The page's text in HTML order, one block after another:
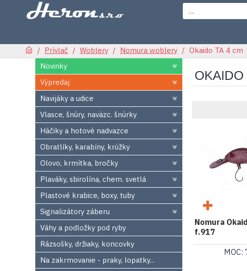
Prívlač Woblery Nomura woblery
Okaido TA 4 cm
Novinky
Výpredaj
Navijáky a udice
Vlasce, šnúry, naväzc. šnúrky
Háčiky a hotové nadvazce
Obratlíky, karabíny, krúžky
Olovo, krmítka, bročky
Plaváky, sbirolína, chem. svetlá
Plastové krabice, boxy, tuby
Signalizátory záberu
Váhy a podložky pod ryby
Rázsošky, držiaky, koncovky
Na zakrmovanie - praky, lopatky...
OKAIDO
Nomura
f.917
MOC: